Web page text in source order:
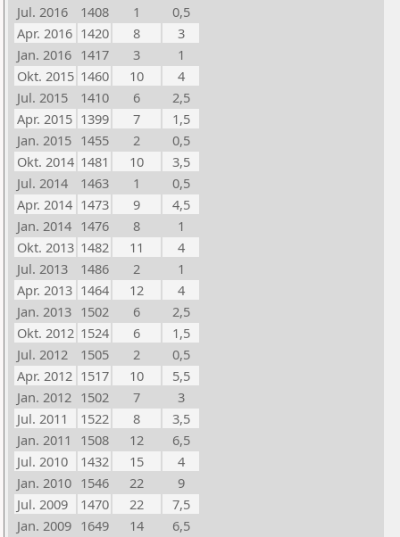
Jul. 2016
1408 1
0,5
Apr. 2016 1420 8
3
Jan. 2016 1417 3
1
Okt. 2015 1460 10
4
Jul. 2015
1410 6
2,5
Apr. 2015 1399 7
1,5
Jan. 2015 1455 2
0,5
Okt. 2014 1481 10
3,5
Jul. 2014
1463 1
0,5
Apr. 2014 1473 9
4,5
Jan. 2014 1476 8
1
Okt. 2013 1482 11
4
Jul. 2013
1486 2
1
Apr. 2013 1464 12
4
Jan. 2013 1502 6
2,5
Okt. 2012 1524 6
1,5
Jul. 2012
1505 2
0,5
Apr. 2012 1517 10
5,5
Jan. 2012 1502 7
3
Jul. 2011
1522 8
3,5
Jan. 2011
1508 12
6,5
Jul. 2010
1432 15
4
Jan. 2010 1546 22
9
Jul. 2009
1470 22
7,5
Jan. 2009 1649 14
6,5